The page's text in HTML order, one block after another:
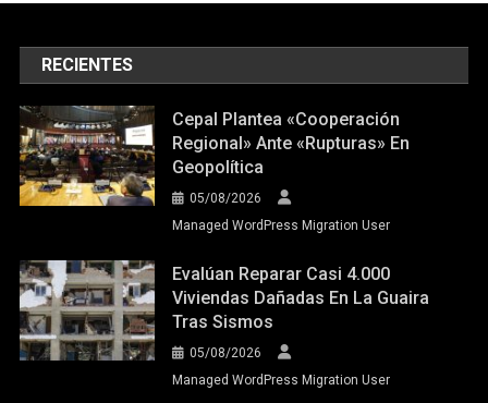
RECIENTES
Cepal Plantea «cooperación
Regional» Ante «rupturas» En
Geopolítica
05/08/2026
Managed WordPress Migration User
Evalúan Reparar Casi 4.000
Viviendas Dañadas En La Guaira
Tras Sismos
05/08/2026
Managed WordPress Migration User